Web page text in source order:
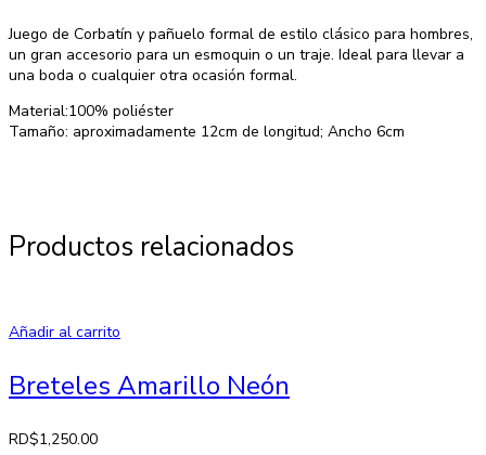
Juego de Corbatín y pañuelo formal de estilo clásico para hombres,
un gran accesorio para un esmoquin o un traje. Ideal para llevar a
una boda o cualquier otra ocasión formal.
Material:100% poliéster
Tamaño: aproximadamente 12cm de longitud; Ancho 6cm
Productos relacionados
Añadir al carrito
Breteles Amarillo Neón
RD$1,250.00